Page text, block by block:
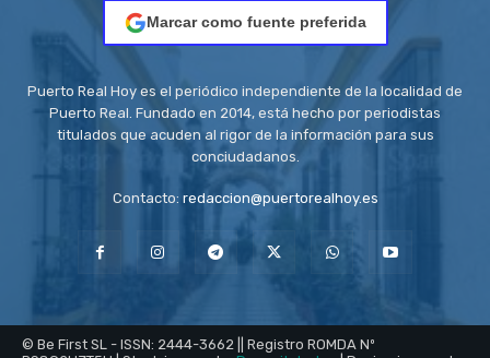
Marcar como fuente preferida
Puerto Real Hoy es el periódico independiente de la localidad de
Puerto Real. Fundado en 2014, está hecho por periodistas
titulados que acuden al rigor de la información para sus
conciudadanos.
Contacto: redaccion@puertorealhoy.es
© Be First SL - ISSN: 2444-3662 || Registro ROMDA Nº